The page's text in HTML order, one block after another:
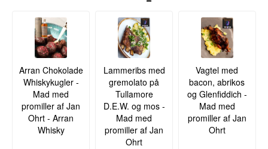
Arran Chokolade
Whiskykugler -
Mad med
promiller af Jan
Ohrt - Arran
Whisky
Lammeribs med
gremolato på
Tullamore
D.E.W. og mos -
Mad med
promiller af Jan
Ohrt
Vagtel med
bacon, abrikos
og Glenfiddich -
Mad med
promiller af Jan
Ohrt